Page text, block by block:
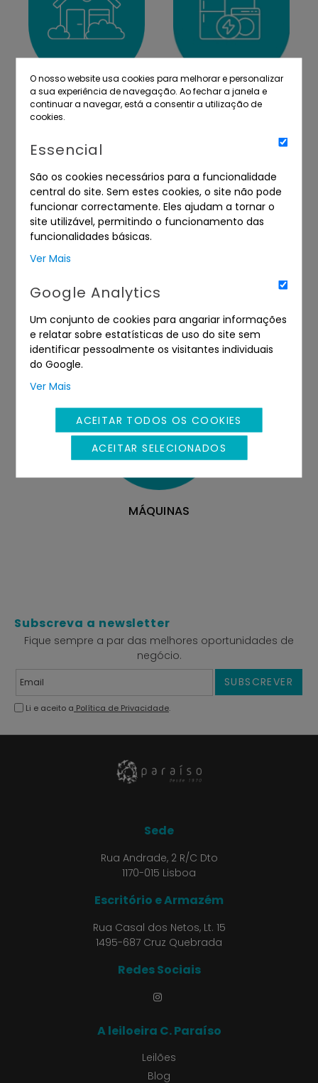
O nosso website usa cookies para melhorar e personalizar
a sua experiência de navegação. Ao fechar a janela e
continuar a navegar, está a consentir a utilização de
cookies.
Essencial
São os cookies necessários para a funcionalidade
central do site. Sem estes cookies, o site não pode
funcionar correctamente. Eles ajudam a tornar o
site utilizável, permitindo o funcionamento das
funcionalidades básicas.
Ver Mais
Google Analytics
Um conjunto de cookies para angariar informações
e relatar sobre estatísticas de uso do site sem
identificar pessoalmente os visitantes individuais
do Google.
Ver Mais
ACEITAR TODOS OS COOKIES
ACEITAR SELECIONADOS
MOBILIÁRIO EQUIPAMENTOS
MÁQUINAS
Subscreva a newsletter
Fique sempre a par das melhores oportunidades de
negócio.
SUBSCREVER
Li e aceito a Política de Privacidade.
Sede
Rua Andrade, 2 R/C Dto
1170-015 Lisboa
Escritório e Armazém
Rua Casal dos Netos, Lt. 15
1495-687 Cruz Quebrada
Redes Sociais
A leiloeira C. Paraíso
Leilões
Blog